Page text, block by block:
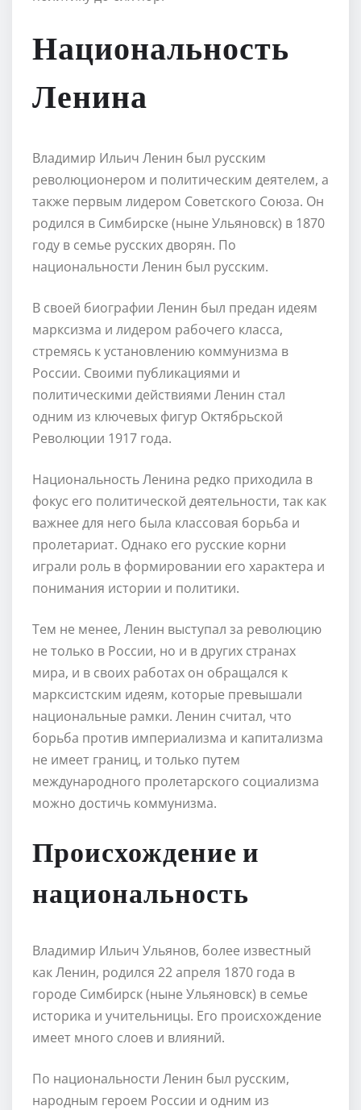
Национальность
Ленина
Владимир Ильич Ленин был русским
революционером и политическим деятелем, а
также первым лидером Советского Союза. Он
родился в Симбирске (ныне Ульяновск) в 1870
году в семье русских дворян. По
национальности Ленин был русским.
В своей биографии Ленин был предан идеям
марксизма и лидером рабочего класса,
стремясь к установлению коммунизма в
России. Своими публикациями и
политическими действиями Ленин стал
одним из ключевых фигур Октябрьской
Революции 1917 года.
Национальность Ленина редко приходила в
фокус его политической деятельности, так как
важнее для него была классовая борьба и
пролетариат. Однако его русские корни
играли роль в формировании его характера и
понимания истории и политики.
Тем не менее, Ленин выступал за революцию
не только в России, но и в других странах
мира, и в своих работах он обращался к
марксистским идеям, которые превышали
национальные рамки. Ленин считал, что
борьба против империализма и капитализма
не имеет границ, и только путем
международного пролетарского социализма
можно достичь коммунизма.
Происхождение и
национальность
Владимир Ильич Ульянов, более известный
как Ленин, родился 22 апреля 1870 года в
городе Симбирск (ныне Ульяновск) в семье
историка и учительницы. Его происхождение
имеет много слоев и влияний.
По национальности Ленин был русским,
народным героем России и одним из